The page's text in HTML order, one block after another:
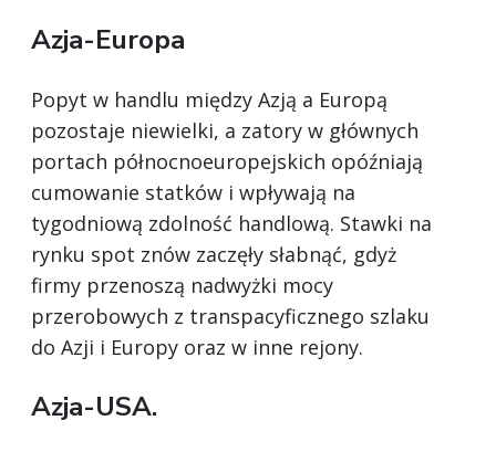
Azja-Europa
Popyt w handlu między Azją a Europą
pozostaje niewielki, a zatory w głównych
portach północnoeuropejskich opóźniają
cumowanie statków i wpływają na
tygodniową zdolność handlową. Stawki na
rynku spot znów zaczęły słabnąć, gdyż
firmy przenoszą nadwyżki mocy
przerobowych z transpacyficznego szlaku
do Azji i Europy oraz w inne rejony.
Azja-USA.